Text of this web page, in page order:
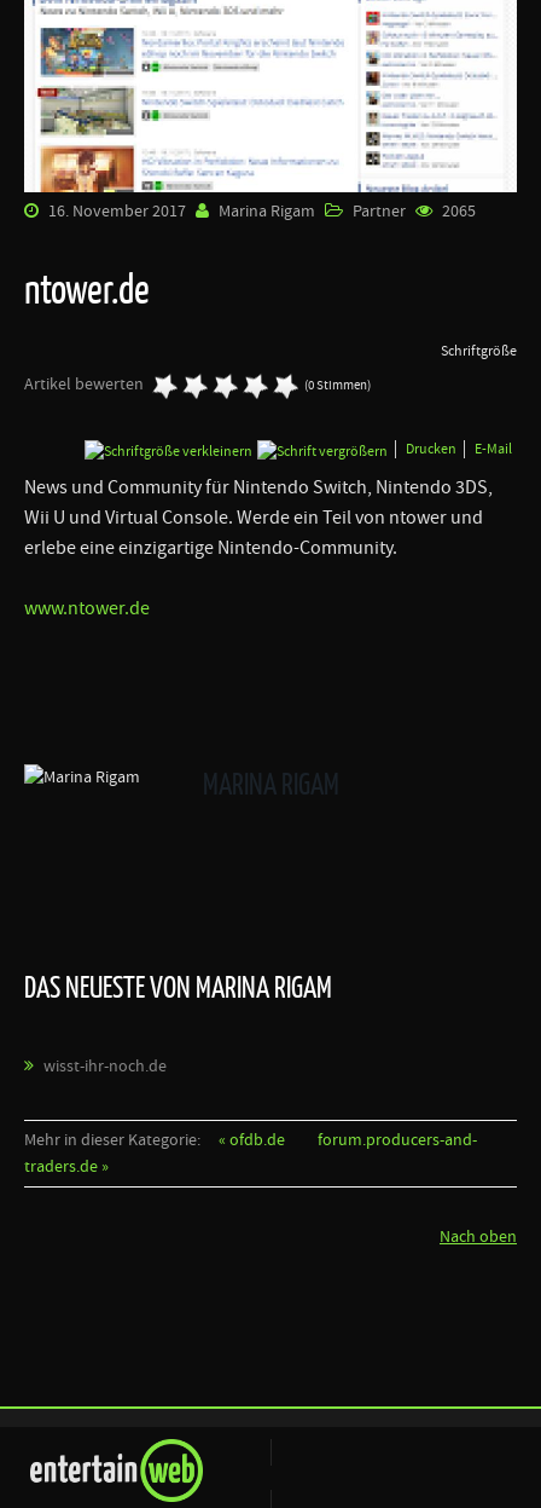
16. November 2017 Marina Rigam Partner 2065
ntower.de
Artikel bewerten (0 Stimmen)
Schriftgröße
Drucken E-Mail
News und Community für Nintendo Switch, Nintendo 3DS,
Wii U und Virtual Console. Werde ein Teil von ntower und
erlebe eine einzigartige Nintendo-Community.
www.ntower.de
MARINA RIGAM
DAS NEUESTE VON MARINA RIGAM
wisst-ihr-noch.de
Mehr in dieser Kategorie: « ofdb.de
forum.producers-and-
traders.de »
Nach oben